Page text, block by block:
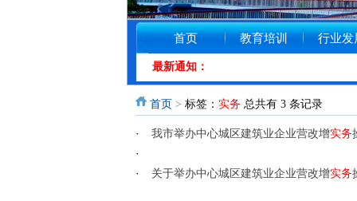
首页 教育培训 行业发
最新通知：
首页 > 标签： 实务 总共有 3 条记录
· 我市举办中心城区建筑业企业营改增实务
·
·
关于举办中心城区建筑业企业营改增实务